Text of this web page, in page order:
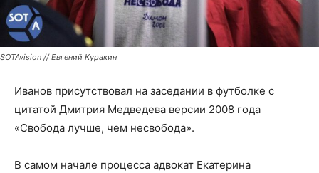
SOTAvision // Евгений Куракин
Иванов присутствовал на заседании в футболке с
цитатой Дмитрия Медведева версии 2008 года
«Свобода лучше, чем несвобода».
В самом начале процесса адвокат Екатерина